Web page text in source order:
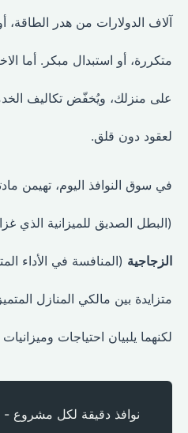
آلاف الدولارات من هدر الطاقة،
متكررة، أو استبدال مبكر. أما
على منزلك، ويُخفّض تكاليف
لعقود دون قلق.
في سوق النوافذ اليوم، تهيمن
(البطل الصديق للميزانية الذي غزا
الزجاجية(المنافسة في الأداء
متزايدة بين مالكي المنازل
لكنهما يلبيان احتياجات وميزانيات
نوافذ دقيقة لكل مشروع -